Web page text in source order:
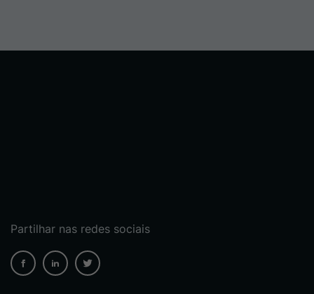
Partilhar nas redes sociais